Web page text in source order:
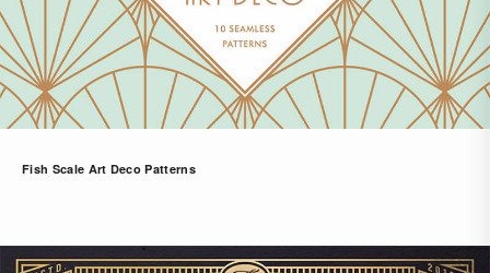
Fish Scale Art Deco Patterns